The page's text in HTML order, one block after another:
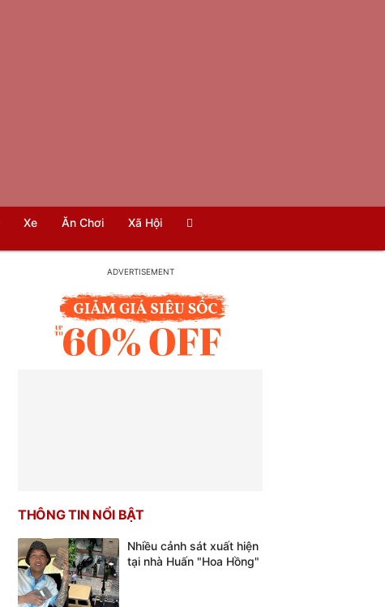
Xe Ăn Chơi Xã Hội
THÔNG TIN NỔI BẬT
Nhiều cảnh sát xuất hiện
tại nhà Huấn "Hoa Hồng"